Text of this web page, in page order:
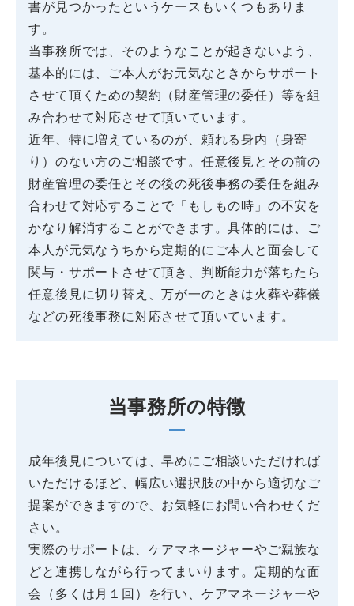
書が見つかったというケースもいくつもありま
す。
当事務所では、そのようなことが起きないよう、
基本的には、ご本人がお元気なときからサポート
させて頂くための契約（財産管理の委任）等を組
み合わせて対応させて頂いています。
近年、特に増えているのが、頼れる身内（身寄
り）のない方のご相談です。任意後見とその前の
財産管理の委任とその後の死後事務の委任を組み
合わせて対応することで「もしもの時」の不安を
かなり解消することができます。具体的には、ご
本人が元気なうちから定期的にご本人と面会して
関与・サポートさせて頂き、判断能力が落ちたら
任意後見に切り替え、万が一のときは火葬や葬儀
などの死後事務に対応させて頂いています。
当事務所の特徴
成年後見については、早めにご相談いただければ
いただけるほど、幅広い選択肢の中から適切なご
提案ができますので、お気軽にお問い合わせくだ
さい。
実際のサポートは、ケアマネージャーやご親族な
どと連携しながら行ってまいります。定期的な面
会（多くは月１回）を行い、ケアマネージャーや